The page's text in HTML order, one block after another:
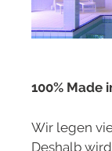
100% Made
Wir legen
Deshalb